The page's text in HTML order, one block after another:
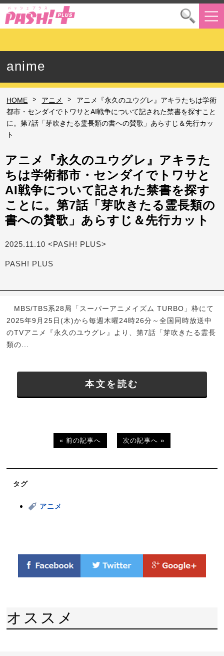
anime
HOME > アニメ >
アニメ『永久のユウグレ』アキラたちは学術
都市・センダイでトワサとAI戦争について記された禁書を探すこと
に。第7話「芽吹きたる霊長類の書への賛歌」あらすじ＆先行カッ
ト
アニメ『永久のユウグレ』アキラた
ちは学術都市・センダイでトワサと
AI戦争について記された禁書を探す
ことに。第7話「芽吹きたる霊長類の
書への賛歌」あらすじ＆先行カット
2025.11.10 <PASH! PLUS>
PASH! PLUS
MBS/TBS系28局「スーパーアニメイズム TURBO」枠にて
2025年9月25日(木)から毎週木曜24時26分～全国同時放送中
のTVアニメ『永久のユウグレ』より、第7話「芽吹きたる霊長
類の...
本文を読む
« 前の記事へ 次の記事へ »
タグ
アニメ
オススメ